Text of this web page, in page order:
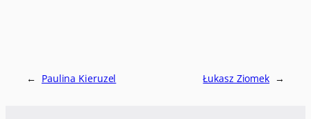
← Paulina Kieruzel Łukasz Ziomek →